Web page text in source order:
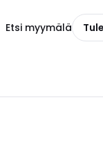
Etsi myymälä